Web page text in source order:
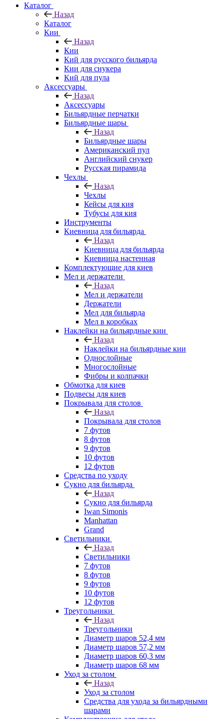
Каталог
Назад
Каталог
Кии
Назад
Кии
Кий для русского бильярда
Кии для снукера
Кий для пула
Аксессуары
Назад
Аксессуары
Бильярдные перчатки
Бильярдные шары
Назад
Бильярдные шары
Американский пул
Английский снукер
Русская пирамида
Чехлы
Назад
Чехлы
Кейсы для кия
Тубусы для кия
Инструменты
Киевница для бильярда
Назад
Киевница для бильярда
Киевница настенная
Комплектующие для киев
Мел и держатели
Назад
Мел и держатели
Держатели
Мел для бильярда
Мел в коробках
Наклейки на бильярдные кии
Назад
Наклейки на бильярдные кии
Однослойные
Многослойные
Фибры и колпачки
Обмотка для киев
Подвесы для киев
Покрывала для столов
Назад
Покрывала для столов
7 футов
8 футов
9 футов
10 футов
12 футов
Средства по уходу
Сукно для бильярда
Назад
Сукно для бильярда
Iwan Simonis
Manhattan
Grand
Светильники
Назад
Светильники
7 футов
8 футов
9 футов
10 футов
12 футов
Треугольники
Назад
Треугольники
Диаметр шаров 52,4 мм
Диаметр шаров 57,2 мм
Диаметр шаров 60,3 мм
Диаметр шаров 68 мм
Уход за столом
Назад
Уход за столом
Средства для ухода за бильярдными
шарами